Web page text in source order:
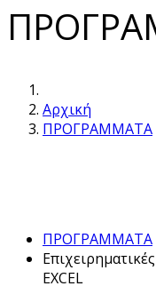
Αρχική
ΠΡΟΓΡΑΜΜΑΤΑ
ΠΡΟΓΡΑΜΜΑΤΑ
EXCEL